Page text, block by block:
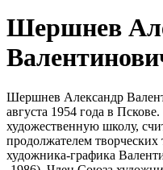
Шершнев
Шершнев Александр
августа 1954 года в
художественную школу,
продолжателем
художника-графика